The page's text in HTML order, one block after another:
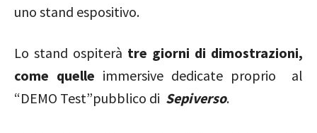
uno stand espositivo.
Lo stand ospiterà tre giorni di dimostrazioni,
come quelle immersive dedicate proprio al
“DEMO Test”pubblico di Sepiverso.